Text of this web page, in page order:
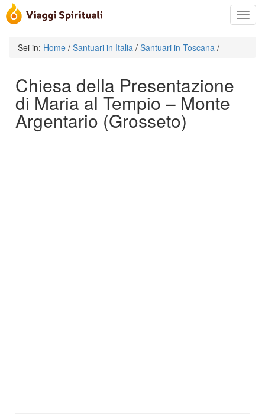
Toggle
Sei in: Home / Santuari in Italia / Santuari in Toscana /
Chiesa della Presentazione
di Maria al Tempio – Monte
Argentario (Grosseto)